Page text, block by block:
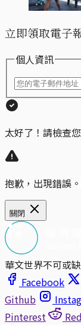
立即領取電子
個人資訊
太好了！請檢查
抱歉，出現錯誤
關閉
華文世界不可或
Facebook
Github
Pinterest